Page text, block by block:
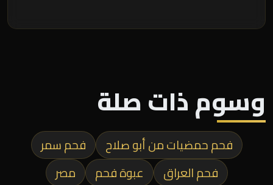
وسوم ذات صلة
فحم حمضيات من أبو صلاح
فحم سمر
فحم العراق
عبوة فحم
مصر